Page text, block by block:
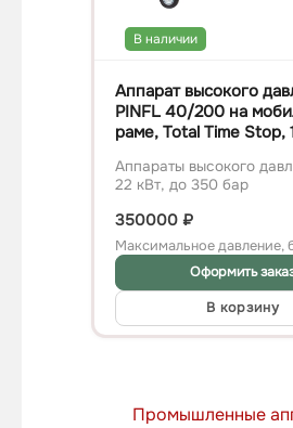
В наличии
Аппарат высокого
PINFL 40/200 на
раме, Total Time Stop,
Аппараты высокого
22 кВт, до 350 бар
350000₽
Максимальное давление,
Оформить
В корзину
Промышленные